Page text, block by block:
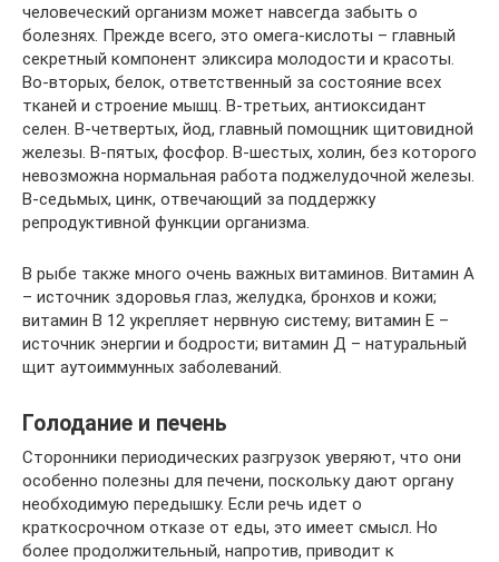
человеческий организм может навсегда забыть о
болезнях. Прежде всего, это омега-кислоты – главный
секретный компонент эликсира молодости и красоты.
Во-вторых, белок, ответственный за состояние всех
тканей и строение мышц. В-третьих, антиоксидант
селен. В-четвертых, йод, главный помощник щитовидной
железы. В-пятых, фосфор. В-шестых, холин, без которого
невозможна нормальная работа поджелудочной железы.
В-седьмых, цинк, отвечающий за поддержку
репродуктивной функции организма.
В рыбе также много очень важных витаминов. Витамин А
– источник здоровья глаз, желудка, бронхов и кожи;
витамин В 12 укрепляет нервную систему; витамин Е –
источник энергии и бодрости; витамин Д – натуральный
щит аутоиммунных заболеваний.
Голодание и печень
Сторонники периодических разгрузок уверяют, что они
особенно полезны для печени, поскольку дают органу
необходимую передышку. Если речь идет о
краткосрочном отказе от еды, это имеет смысл. Но
более продолжительный, напротив, приводит к